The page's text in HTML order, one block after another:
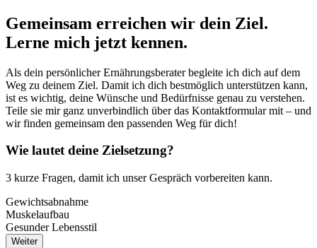
Gemeinsam erreichen wir dein Ziel.
Lerne mich jetzt kennen.
Als dein persönlicher Ernährungsberater begleite ich dich auf dem
Weg zu deinem Ziel. Damit ich dich bestmöglich unterstützen kann,
ist es wichtig, deine Wünsche und Bedürfnisse genau zu verstehen.
Teile sie mir ganz unverbindlich über das Kontaktformular mit – und
wir finden gemeinsam den passenden Weg für dich!
Wie lautet deine Zielsetzung?
3 kurze Fragen, damit ich unser Gespräch vorbereiten kann.
Gewichtsabnahme
Muskelaufbau
Gesunder Lebensstil
Weiter